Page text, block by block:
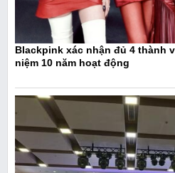
Blackpink xác nhận đủ 4 thành
niệm 10 năm hoạt động